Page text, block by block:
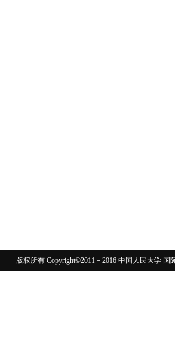
版权所有 Copyright©2011－2016 中国人民大学